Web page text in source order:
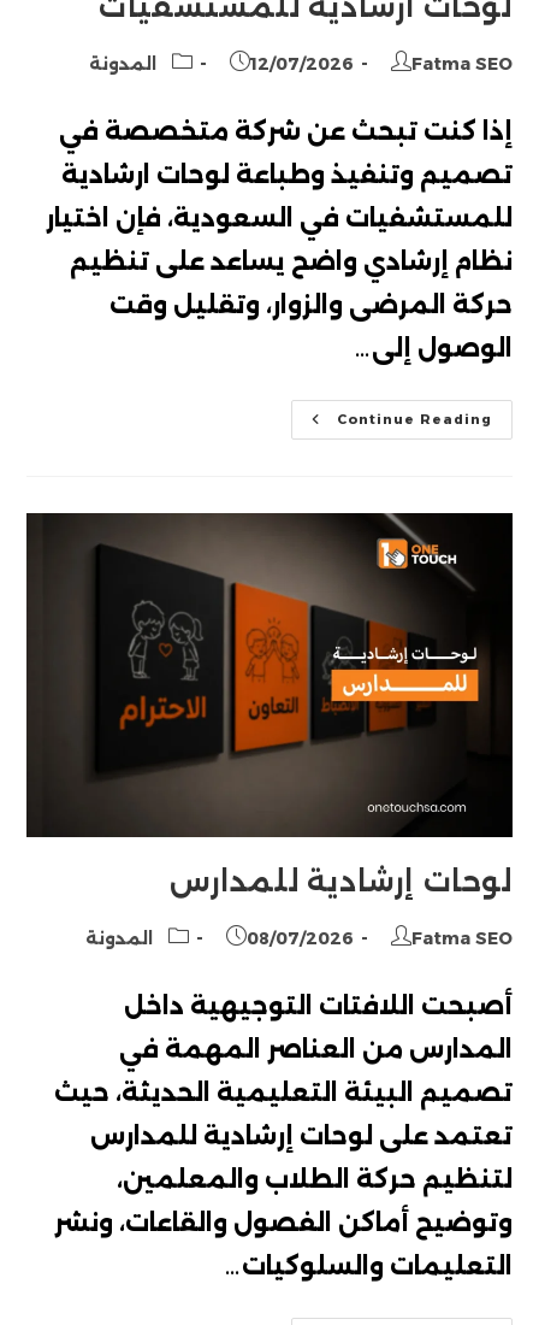
لوحات ارشادية للمستشفيات
Post
Fatma SEO
Post
12/07/2026
Post المدونة
إذا كنت تبحث عن شركة متخصصة في
تصميم وتنفيذ وطباعة لوحات ارشادية
للمستشفيات في السعودية، فإن اختيار
نظام إرشادي واضح يساعد على تنظيم
حركة المرضى والزوار، وتقليل وقت
الوصول إلى…
Continue Reading لوحات
ارشادية
لوحات إرشادية للمدارس
Post
Fatma SEO
Post
08/07/2026
Post المدونة
أصبحت اللافتات التوجيهية داخل
المدارس من العناصر المهمة في
تصميم البيئة التعليمية الحديثة، حيث
تعتمد على لوحات إرشادية للمدارس
لتنظيم حركة الطلاب والمعلمين،
وتوضيح أماكن الفصول والقاعات، ونشر
التعليمات والسلوكيات…